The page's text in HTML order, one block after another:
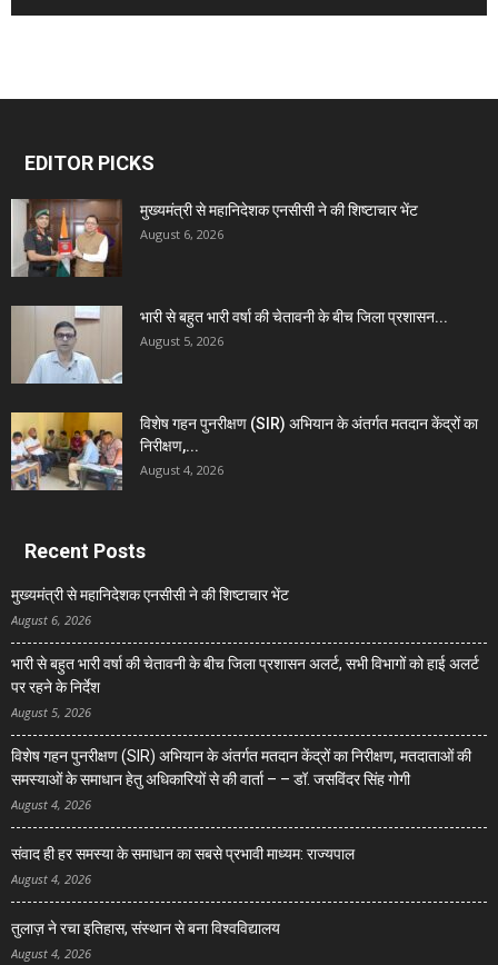
EDITOR PICKS
मुख्यमंत्री से महानिदेशक एनसीसी ने की शिष्टाचार भेंट
August 6, 2026
भारी से बहुत भारी वर्षा की चेतावनी के बीच जिला प्रशासन...
August 5, 2026
विशेष गहन पुनरीक्षण (SIR) अभियान के अंतर्गत मतदान केंद्रों का
निरीक्षण,...
August 4, 2026
Recent Posts
मुख्यमंत्री से महानिदेशक एनसीसी ने की शिष्टाचार भेंट
August 6, 2026
भारी से बहुत भारी वर्षा की चेतावनी के बीच जिला प्रशासन अलर्ट, सभी विभागों को हाई अलर्ट
पर रहने के निर्देश
August 5, 2026
विशेष गहन पुनरीक्षण (SIR) अभियान के अंतर्गत मतदान केंद्रों का निरीक्षण, मतदाताओं की
समस्याओं के समाधान हेतु अधिकारियों से की वार्ता – – डॉ. जसविंदर सिंह गोगी
August 4, 2026
संवाद ही हर समस्या के समाधान का सबसे प्रभावी माध्यम: राज्यपाल
August 4, 2026
तुलाज़ ने रचा इतिहास, संस्थान से बना विश्वविद्यालय
August 4, 2026